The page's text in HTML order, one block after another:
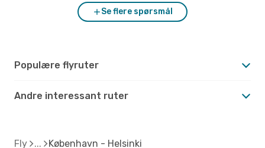
Se flere spørsmål
Populære flyruter
Andre interessant ruter
Fly København - Helsinki